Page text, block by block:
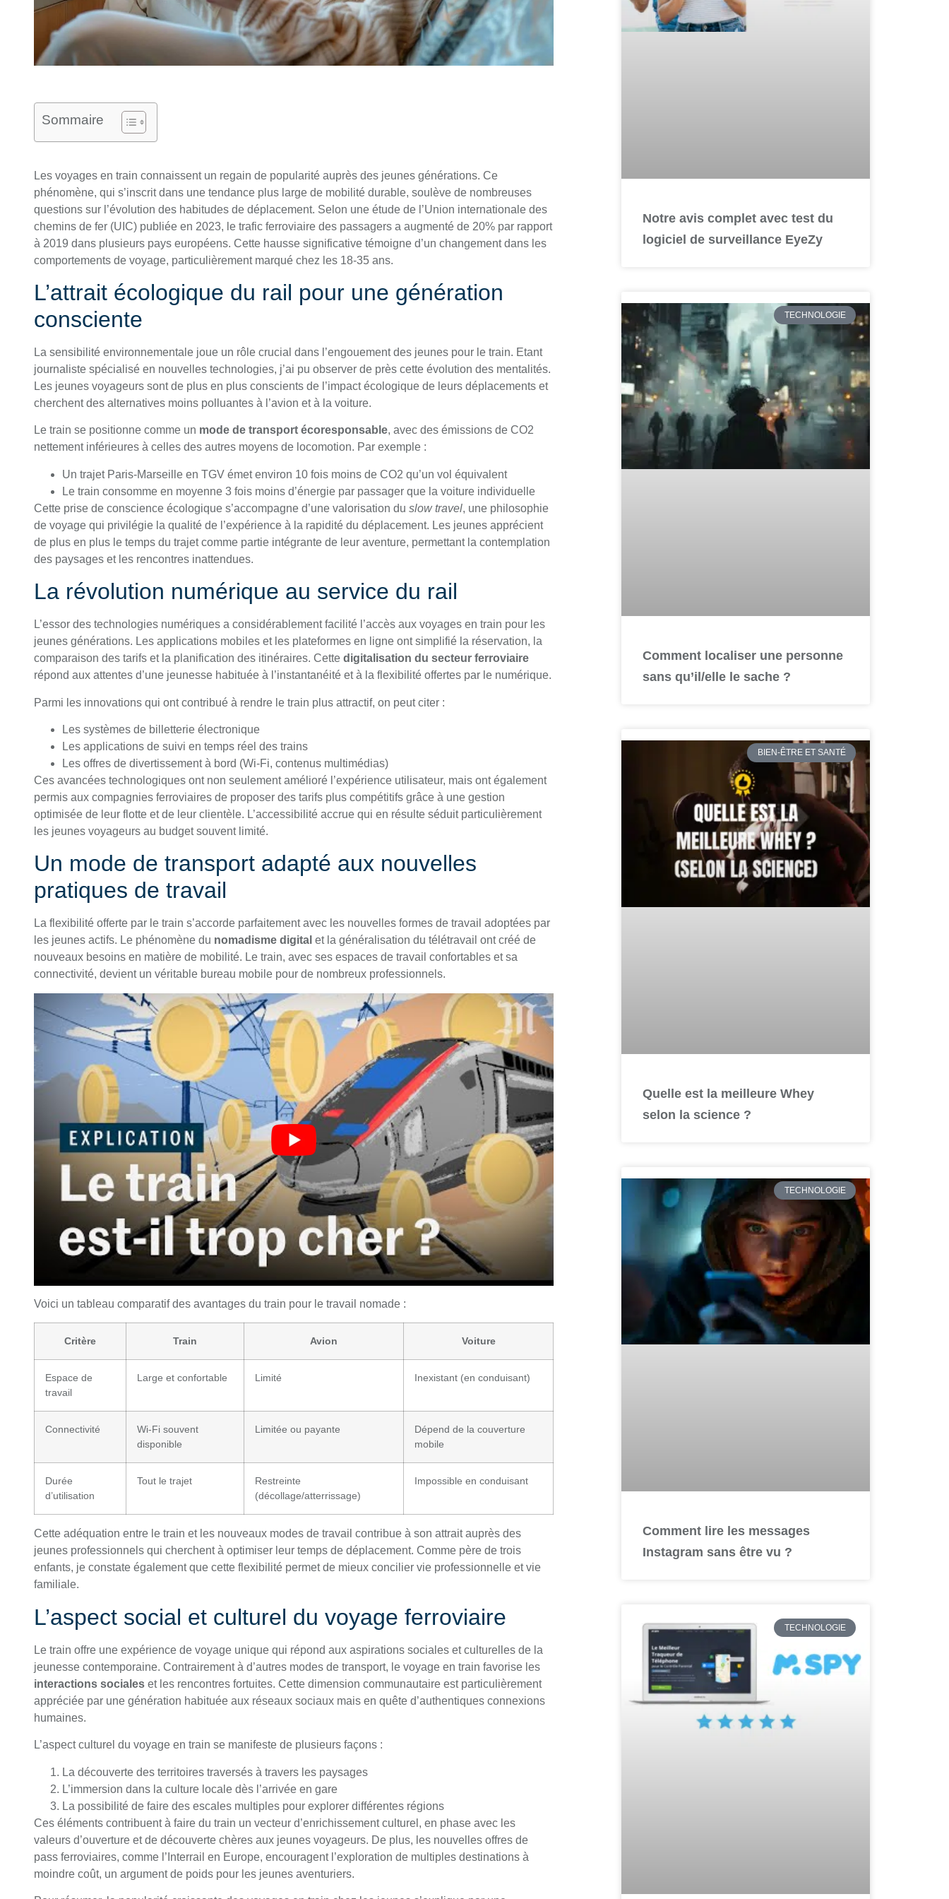
Sommaire
Les voyages en train connaissent un regain de popularité auprès des jeunes générations. Ce
phénomène, qui s’inscrit dans une tendance plus large de mobilité durable, soulève de nombreuses
questions sur l’évolution des habitudes de déplacement. Selon une étude de l’Union internationale des
chemins de fer (UIC) publiée en 2023, le trafic ferroviaire des passagers a augmenté de 20% par rapport
à 2019 dans plusieurs pays européens. Cette hausse significative témoigne d’un changement dans les
comportements de voyage, particulièrement marqué chez les 18-35 ans.
L’attrait écologique du rail pour une génération
consciente
La sensibilité environnementale joue un rôle crucial dans l’engouement des jeunes pour le train. Etant
journaliste spécialisé en nouvelles technologies, j’ai pu observer de près cette évolution des mentalités.
Les jeunes voyageurs sont de plus en plus conscients de l’impact écologique de leurs déplacements et
cherchent des alternatives moins polluantes à l’avion et à la voiture.
Le train se positionne comme un mode de transport écoresponsable, avec des émissions de CO2
nettement inférieures à celles des autres moyens de locomotion. Par exemple :
Un trajet Paris-Marseille en TGV émet environ 10 fois moins de CO2 qu’un vol équivalent
Le train consomme en moyenne 3 fois moins d’énergie par passager que la voiture individuelle
Cette prise de conscience écologique s’accompagne d’une valorisation du slow travel, une philosophie
de voyage qui privilégie la qualité de l’expérience à la rapidité du déplacement. Les jeunes apprécient
de plus en plus le temps du trajet comme partie intégrante de leur aventure, permettant la contemplation
des paysages et les rencontres inattendues.
La révolution numérique au service du rail
L’essor des technologies numériques a considérablement facilité l’accès aux voyages en train pour les
jeunes générations. Les applications mobiles et les plateformes en ligne ont simplifié la réservation, la
comparaison des tarifs et la planification des itinéraires. Cette digitalisation du secteur ferroviaire
répond aux attentes d’une jeunesse habituée à l’instantanéité et à la flexibilité offertes par le numérique.
Parmi les innovations qui ont contribué à rendre le train plus attractif, on peut citer :
Les systèmes de billetterie électronique
Les applications de suivi en temps réel des trains
Les offres de divertissement à bord (Wi-Fi, contenus multimédias)
Ces avancées technologiques ont non seulement amélioré l’expérience utilisateur, mais ont également
permis aux compagnies ferroviaires de proposer des tarifs plus compétitifs grâce à une gestion
optimisée de leur flotte et de leur clientèle. L’accessibilité accrue qui en résulte séduit particulièrement
les jeunes voyageurs au budget souvent limité.
Un mode de transport adapté aux nouvelles
pratiques de travail
La flexibilité offerte par le train s’accorde parfaitement avec les nouvelles formes de travail adoptées par
les jeunes actifs. Le phénomène du nomadisme digital et la généralisation du télétravail ont créé de
nouveaux besoins en matière de mobilité. Le train, avec ses espaces de travail confortables et sa
connectivité, devient un véritable bureau mobile pour de nombreux professionnels.
Voici un tableau comparatif des avantages du train pour le travail nomade :
Critère Train Avion Voiture
Espace de
travail
Large et confortable Limité Inexistant (en conduisant)
Connectivité
Wi-Fi souvent
disponible
Limitée ou payante
Dépend de la couverture
mobile
Durée
d’utilisation
Tout le trajet
Restreinte
(décollage/atterrissage)
Impossible en conduisant
Cette adéquation entre le train et les nouveaux modes de travail contribue à son attrait auprès des
jeunes professionnels qui cherchent à optimiser leur temps de déplacement. Comme père de trois
enfants, je constate également que cette flexibilité permet de mieux concilier vie professionnelle et vie
familiale.
L’aspect social et culturel du voyage ferroviaire
Le train offre une expérience de voyage unique qui répond aux aspirations sociales et culturelles de la
jeunesse contemporaine. Contrairement à d’autres modes de transport, le voyage en train favorise les
interactions sociales et les rencontres fortuites. Cette dimension communautaire est particulièrement
appréciée par une génération habituée aux réseaux sociaux mais en quête d’authentiques connexions
humaines.
L’aspect culturel du voyage en train se manifeste de plusieurs façons :
La découverte des territoires traversés à travers les paysages
L’immersion dans la culture locale dès l’arrivée en gare
La possibilité de faire des escales multiples pour explorer différentes régions
Ces éléments contribuent à faire du train un vecteur d’enrichissement culturel, en phase avec les
valeurs d’ouverture et de découverte chères aux jeunes voyageurs. De plus, les nouvelles offres de
pass ferroviaires, comme l’Interrail en Europe, encouragent l’exploration de multiples destinations à
moindre coût, un argument de poids pour les jeunes aventuriers.
Notre avis complet avec test du
logiciel de surveillance EyeZy
TECHNOLOGIE
Comment localiser une personne
sans qu’il/elle le sache ?
BIEN-ÊTRE ET SANTÉ
Quelle est la meilleure Whey
selon la science ?
TECHNOLOGIE
Comment lire les messages
Instagram sans être vu ?
TECHNOLOGIE